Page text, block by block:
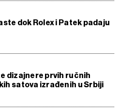
dok Rolex i Patek padaju
dizajnere prvih ručnih
satova izrađenih u Srbiji